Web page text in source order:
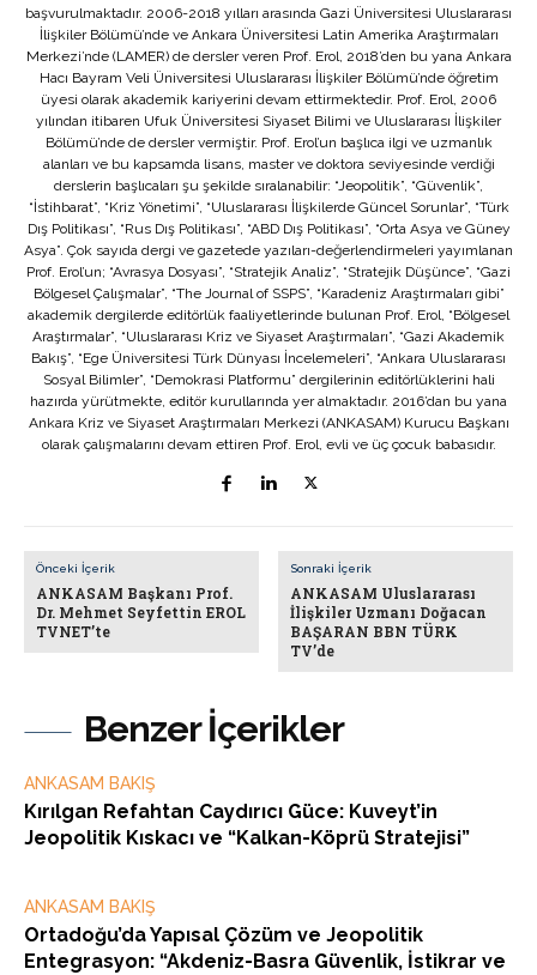
Benzer İçerikler
ANKASAM BAKIŞ
Kırılgan Refahtan Caydırıcı Güce: Kuveyt’in
Jeopolitik Kıskacı ve “Kalkan-Köprü Stratejisi”
ANKASAM BAKIŞ
Ortadoğu’da Yapısal Çözüm ve Jeopolitik
Entegrasyon: “Akdeniz-Basra Güvenlik, İstikrar ve
başvurulmaktadır. 2006-2018 yılları arasında Gazi Üniversitesi Uluslararası
İlişkiler Bölümü’nde ve Ankara Üniversitesi Latin Amerika Araştırmaları
Merkezi’nde (LAMER) de dersler veren Prof. Erol, 2018’den bu yana Ankara
Hacı Bayram Veli Üniversitesi Uluslararası İlişkiler Bölümü’nde öğretim
üyesi olarak akademik kariyerini devam ettirmektedir. Prof. Erol, 2006
yılından itibaren Ufuk Üniversitesi Siyaset Bilimi ve Uluslararası İlişkiler
Bölümü’nde de dersler vermiştir. Prof. Erol’un başlıca ilgi ve uzmanlık
alanları ve bu kapsamda lisans, master ve doktora seviyesinde verdiği
derslerin başlıcaları şu şekilde sıralanabilir: “Jeopolitik”, “Güvenlik”,
“İstihbarat”, “Kriz Yönetimi”, “Uluslararası İlişkilerde Güncel Sorunlar”, “Türk
Dış Politikası”, “Rus Dış Politikası”, “ABD Dış Politikası”, “Orta Asya ve Güney
Asya”. Çok sayıda dergi ve gazetede yazıları-değerlendirmeleri yayımlanan
Prof. Erol’un; “Avrasya Dosyası”, “Stratejik Analiz”, “Stratejik Düşünce”, “Gazi
Bölgesel Çalışmalar”, “The Journal of SSPS”, “Karadeniz Araştırmaları gibi”
akademik dergilerde editörlük faaliyetlerinde bulunan Prof. Erol, “Bölgesel
Araştırmalar”, “Uluslararası Kriz ve Siyaset Araştırmaları”, “Gazi Akademik
Bakış”, “Ege Üniversitesi Türk Dünyası İncelemeleri”, “Ankara Uluslararası
Sosyal Bilimler”, “Demokrasi Platformu” dergilerinin editörlüklerini hali
hazırda yürütmekte, editör kurullarında yer almaktadır. 2016’dan bu yana
Ankara Kriz ve Siyaset Araştırmaları Merkezi (ANKASAM) Kurucu Başkanı
olarak çalışmalarını devam ettiren Prof. Erol, evli ve üç çocuk babasıdır.
Önceki İçerik
ANKASAM Başkanı Prof.
Dr. Mehmet Seyfettin EROL
TVNET’te
Sonraki İçerik
ANKASAM Uluslararası
İlişkiler Uzmanı Doğacan
BAŞARAN BBN TÜRK
TV’de